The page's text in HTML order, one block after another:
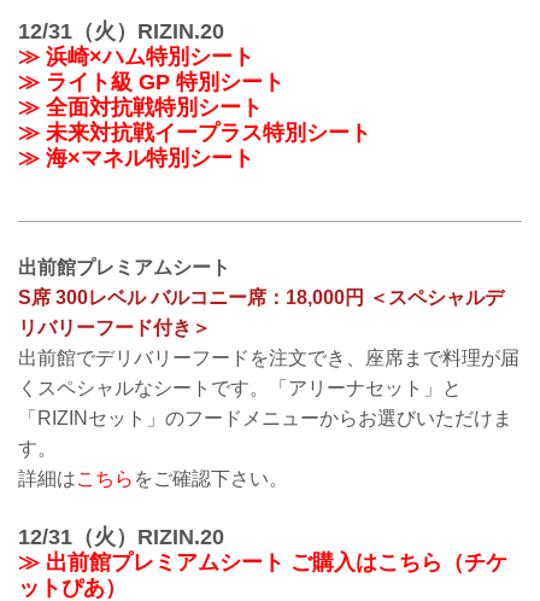
12/31（火）RIZIN.20
≫ 浜崎×ハム特別シート
≫ ライト級 GP 特別シート
≫ 全面対抗戦特別シート
≫ 未来対抗戦イープラス特別シート
≫ 海×マネル特別シート
出前館プレミアムシート
S席 300レベル バルコニー席：18,000円 ＜スペシャルデ
リバリーフード付き＞
出前館でデリバリーフードを注文でき、座席まで料理が届
くスペシャルなシートです。「アリーナセット」と
「RIZINセット」のフードメニューからお選びいただけま
す。
詳細はこちら をご確認下さい。
12/31（火）RIZIN.20
≫ 出前館プレミアムシート ご購入はこちら（チケ
ットぴあ）